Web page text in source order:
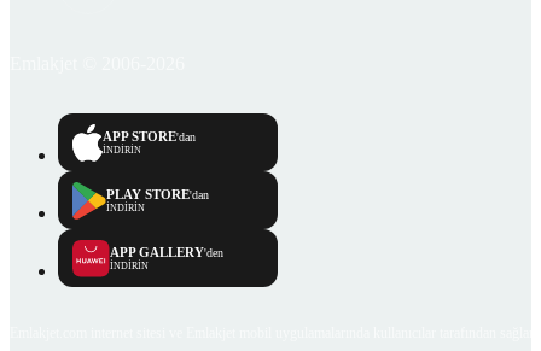
APP STORE'dan
İNDİRİN
PLAY STORE'dan
İNDİRİN
APP GALLERY'den
İNDİRİN